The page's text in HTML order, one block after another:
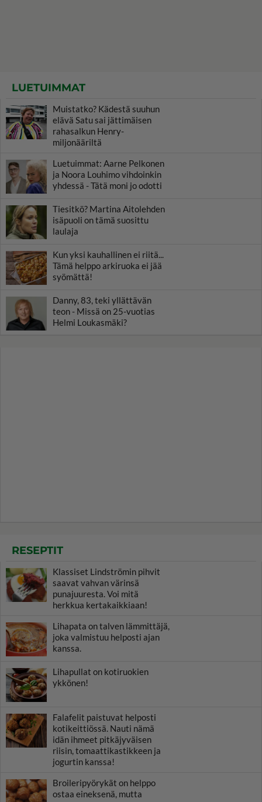
LUETUIMMAT
Muistatko? Kädestä suuhun
elävä Satu sai jättimäisen
rahasalkun Henry-
miljonääriltä
Luetuimmat: Aarne Pelkonen
ja Noora Louhimo vihdoinkin
yhdessä - Tätä moni jo odotti
Tiesitkö? Martina Aitolehden
isäpuoli on tämä suosittu
laulaja
Kun yksi kauhallinen ei riitä...
Tämä helppo arkiruoka ei jää
syömättä!
Danny, 83, teki yllättävän
teon - Missä on 25-vuotias
Helmi Loukasmäki?
RESEPTIT
Klassiset Lindströmin pihvit
saavat vahvan värinsä
punajuuresta. Voi mitä
herkkua kertakaikkiaan!
Lihapata on talven lämmittäjä,
joka valmistuu helposti ajan
kanssa.
Lihapullat on kotiruokien
ykkönen!
Falafelit paistuvat helposti
kotikeittiössä. Nauti nämä
idän ihmeet pitkäjyväisen
riisin, tomaattikastikkeen ja
jogurtin kanssa!
Broileripyörykät on helppo
ostaa eineksenä, mutta